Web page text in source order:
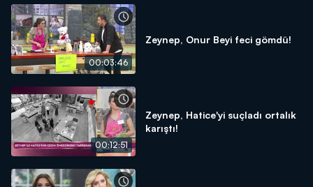
00:03:46
Zeynep, Onur Beyi feci gömdü!
00:12:51
Zeynep, Hatice'yi suçladı ortalık
karıştı!